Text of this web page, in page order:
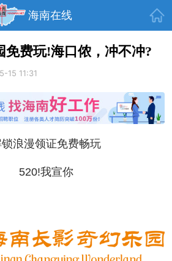
海南在线
旅游
财经
房产
美食
活动
免费玩!海口侬，冲不冲?
15 11:31
漫领证免费畅玩
520!我宣你